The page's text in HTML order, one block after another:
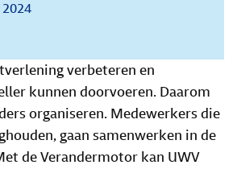
2024
verbeteren en
kunnen doorvoeren. Daarom
organiseren. Medewerkers die
gaan samenwerken in de
de Verandermotor kan UWV